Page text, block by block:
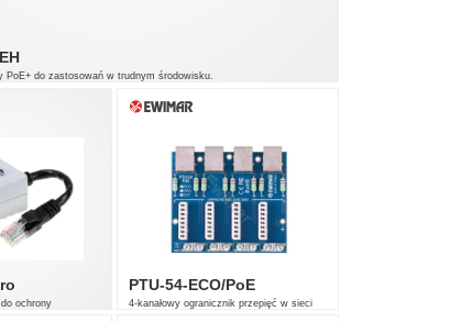
PoE+ do zastosowań w trudnym środowisku.
High PoE
PoE+
ochrony
PTU-54-ECO/PoE
4-kanałowy ogranicznik przepięć w sieci